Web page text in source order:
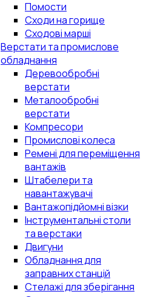
Помости
Сходи на горище
Сходові марші
Верстати та промислове
обладнання
Деревообробні
верстати
Металообробні
верстати
Компресори
Промислові колеса
Ремені для переміщення
вантажів
Штабелери та
навантажувачі
Вантажопідйомні візки
Інструментальні столи
та верстаки
Двигуни
Обладнання для
заправних станцій
Стелажі для зберігання